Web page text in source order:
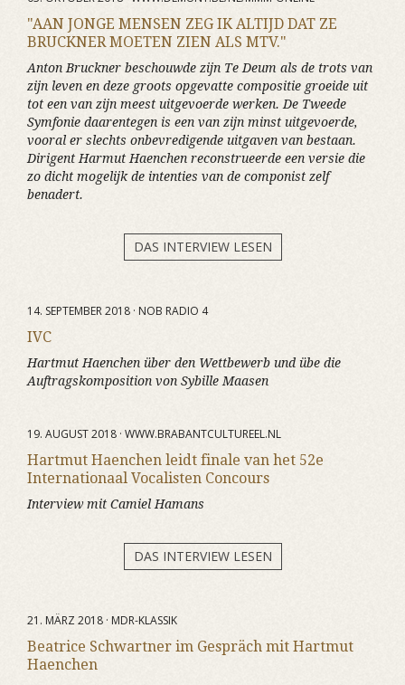
"AAN JONGE MENSEN ZEG IK ALTIJD DAT ZE
BRUCKNER MOETEN ZIEN ALS MTV."
Anton Bruckner beschouwde zijn Te Deum als de trots van
zijn leven en deze groots opgevatte compositie groeide uit
tot een van zijn meest uitgevoerde werken. De Tweede
Symfonie daarentegen is een van zijn minst uitgevoerde,
vooral er slechts onbevredigende uitgaven van bestaan.
Dirigent Harmut Haenchen reconstrueerde een versie die
zo dicht mogelijk de intenties van de componist zelf
benadert.
DAS INTERVIEW LESEN
14. SEPTEMBER 2018 · NOB RADIO 4
IVC
Hartmut Haenchen über den Wettbewerb und übe die
Auftragskomposition von Sybille Maasen
19. AUGUST 2018 · WWW.BRABANTCULTUREEL.NL
Hartmut Haenchen leidt finale van het 52e
Internationaal Vocalisten Concours
Interview mit Camiel Hamans
DAS INTERVIEW LESEN
21. MÄRZ 2018 · MDR-KLASSIK
Beatrice Schwartner im Gespräch mit Hartmut
Haenchen